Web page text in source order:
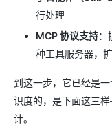
行处理
MCP 协议支持：
种工具服务器，
到这一步，它已经是
识度的，是下面这三
计。